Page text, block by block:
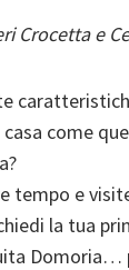
Crocetta e
come
tempo e
la tua
Domoria…